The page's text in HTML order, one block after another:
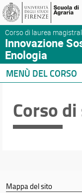
Corso di laurea
Innovazione
Enologia
MENÙ DEL CORSO
Corso di studio
Didattica
Corso
Mappa del sito